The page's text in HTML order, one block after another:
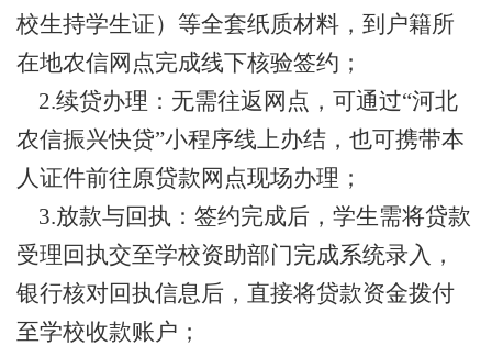
校生持学生证）等全套纸质材料，到户籍所
在地农信网点完成线下核验签约；
2.续贷办理：无需往返网点，可通过“河北
农信振兴快贷”小程序线上办结，也可携带本
人证件前往原贷款网点现场办理；
3.放款与回执：签约完成后，学生需将贷款
受理回执交至学校资助部门完成系统录入，
银行核对回执信息后，直接将贷款资金拨付
至学校收款账户；